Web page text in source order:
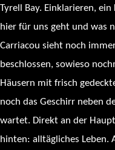
Tyrell Bay. Einklarieren, ein
hier für uns geht und was
Carriacou sieht noch
beschlossen, sowieso
Häusern mit frisch
noch das Geschirr neben
wartet. Direkt an der
hinten: alltägliches Leben.